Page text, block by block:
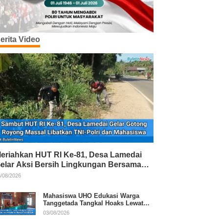
Video
HUT RI Ke-81, Desa Lamedai
Aksi Bersih Lingkungan Bersama
Polri
08/2026
Mahasiswa UHO Edukasi Warga
Tanggetada Tangkal Hoaks Lewat
Program Literasi
03/08/2026